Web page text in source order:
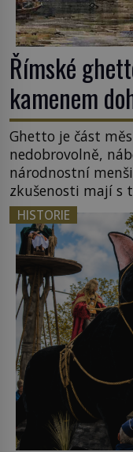
Římské
kamenem
Ghetto je část
nedobrovolně,
národnostní
zkušenosti mají s
středověku jsou
nějakém žít. Mezi
ghetto založené v
k Židům, nemá
HISTORIE